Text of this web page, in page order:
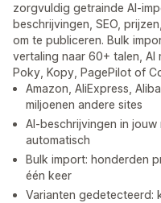
zorgvuldig getrainde AI-
beschrijvingen, SEO,
om te publiceren. Bulk
vertaling naar 60+ talen, AI
Poky, Kopy, PagePilot of
Amazon, AliExpress,
miljoenen andere sites
AI-beschrijvingen in jouw
automatisch
Bulk import: honderden
één keer
Varianten gedetecteerd: